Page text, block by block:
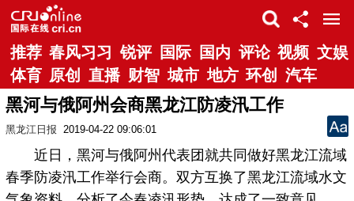
推荐 春风习习 锐评 国际 国内 评论 视频 文娱
体育 原创 直播 财智 城市 地方 环创 汽车
黑河与俄阿州会商黑龙江防凌汛工作
黑龙江日报 2019-04-22 09:06:01
近日，黑河与俄阿州代表团就共同做好黑龙江流域
春季防凌汛工作举行会商。双方互换了黑龙江流域水文